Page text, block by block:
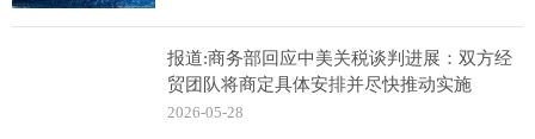
报道:商务部回应中美关税谈判进展：双方经
贸团队将商定具体安排并尽快推动实施
2026-05-28